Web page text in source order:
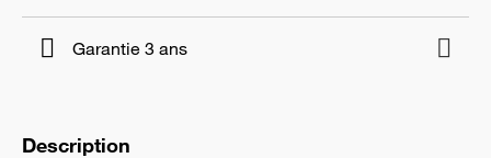
Garantie 3 ans
Description